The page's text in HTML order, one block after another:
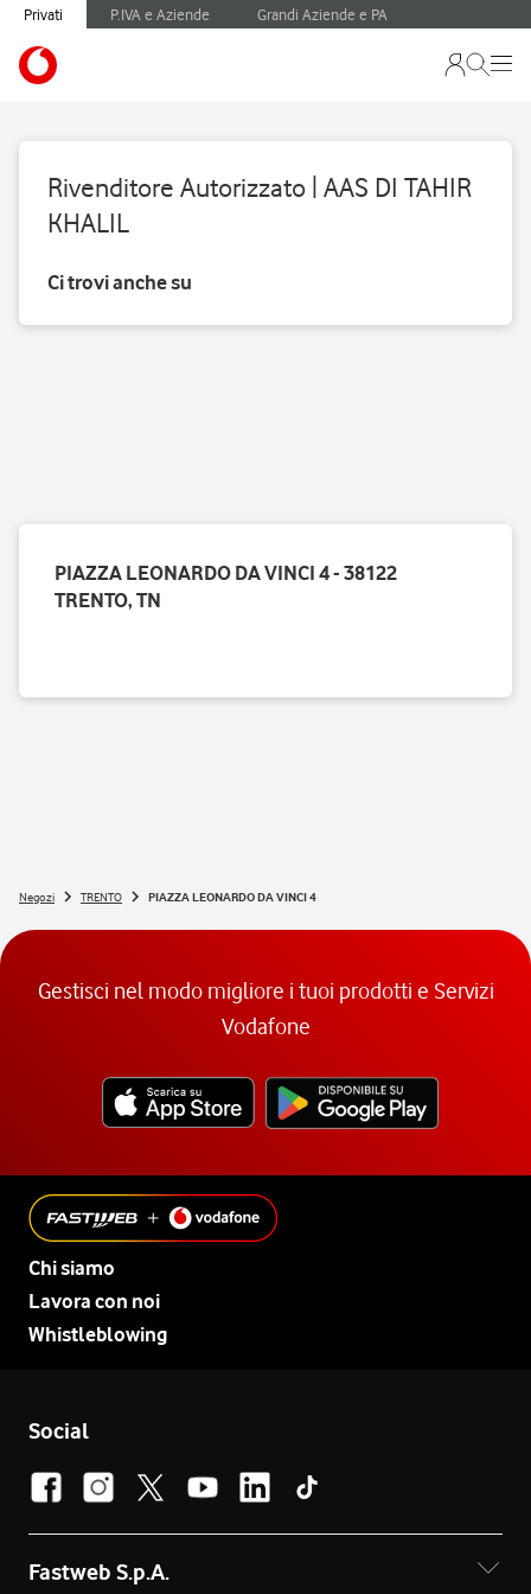
Privati P.IVA e Aziende Grandi Aziende e PA
Rivenditore Autorizzato | AAS DI TAHIR
KHALIL
Ci trovi anche su
PIAZZA LEONARDO DA VINCI 4 - 38122
TRENTO, TN
Negozi TRENTO PIAZZA LEONARDO DA VINCI 4
Gestisci nel modo migliore i tuoi prodotti e Servizi
Vodafone
Chi siamo
Lavora con noi
Whistleblowing
Social
Fastweb S.p.A.